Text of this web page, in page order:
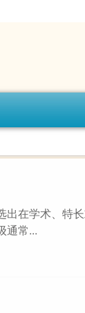
在学术、特
通常...